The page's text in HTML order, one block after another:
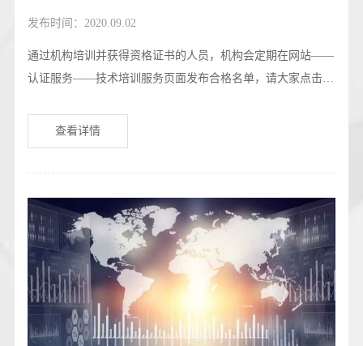
发布时间：2020.09.02
通过机构培训并获得资格证书的人员，机构会定期在网站——
认证服务——技术培训服务页面发布合格名单，请大家点击一
chaxun/
查看详情